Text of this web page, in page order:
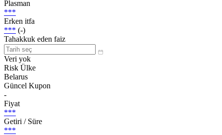
Plasman
***
Erken itfa
*** (-)
Tahakkuk eden faiz
Veri yok
Risk Ülke
Belarus
Güncel Kupon
-
Fiyat
***
Getiri / Süre
***